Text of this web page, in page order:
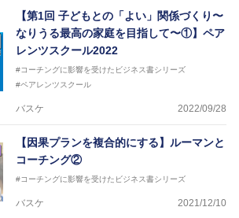
【第1回 子どもとの「よい」関係づくり〜
なりうる最高の家庭を目指して〜①】ペア
レンツスクール2022
#コーチングに影響を受けたビジネス書シリーズ
#ペアレンツスクール
バスケ 2022/09/28
【因果プランを複合的にする】ルーマンと
コーチング②
#コーチングに影響を受けたビジネス書シリーズ
バスケ 2021/12/10